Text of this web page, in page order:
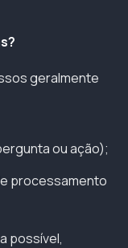
geralmente
ou ação);
processamento
possível,